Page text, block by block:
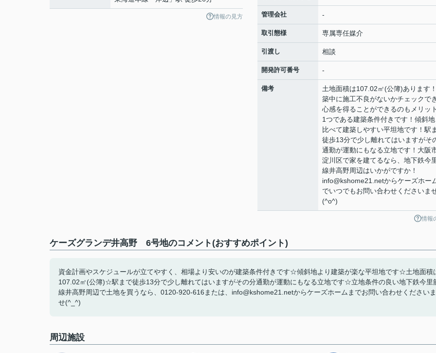
情報の見方 管理会社 -
取引態様 専属専任媒介
引渡し 相談
開発許可番号 -
備考
土地面積は107.02㎡(公簿)あります
築中に施工不良がないかチェックで
心感を得ることができるのもメリッ
1つである建築条件付きです！傾斜地
比べて建築しやすい平坦地です！駅
徒歩13分で少し離れてはいますがそ
通勤が運動にもなる立地です！大阪
淀川区で家を建てるなら、地下鉄今
線井高野周辺はいかがですか！
info@kshome21.netからケーズホー
でいつでもお問い合わせくださいま
(^o^)
情報
ケーズグランデ井高野 6号地のコメント(おすすめポイント)
資金計画やスケジュールが立てやすく、相場より安いのが建築条件付きです☆傾斜地より建築が楽な平坦地です☆土地面積
107.02㎡(公簿)☆駅まで徒歩13分で少し離れてはいますがその分通勤が運動にもなる立地です☆立地条件の良い地下鉄今里
線井高野周辺で土地を買うなら、0120-920-616または、info@kshome21.netからケーズホームまでお問い合わせくださいま
せ(^_^)
周辺施設